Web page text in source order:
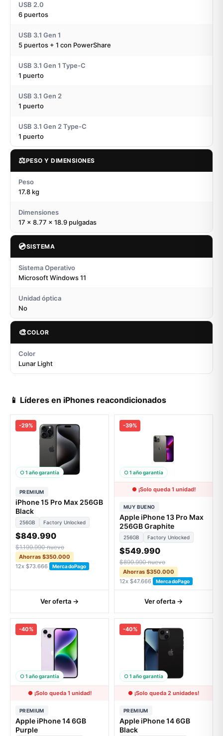
USB 2.0
6 puertos
USB 3.1 Gen 1
5 puertos + 1 con PowerShare
USB 3.1 Gen 1 Type-C
1 puerto
USB 3.1 Gen 2
1 puerto
USB 3.1 Gen 2 Type-C
1 puerto
⚖️PESO Y DIMENSIONES
Peso
17.8 kg
Dimensiones
17 x 8.77 x 18.9 pulgadas
💿SISTEMA
Sistema Operativo
Microsoft Windows 11
Unidad óptica
No
🎨COLOR
Color
Lunar Light
📱 Líderes en iPhones reacondicionados
-29%
○ 1 año garantía
PREMIUM
iPhone 15 Pro Max 256GB
Black
256GB Factory Unlocked
$849.990
$1.199.990 nuevo
Ahorras $350.000
12x $73.666
MercadoPago
Ver oferta →
-39%
○ 1 año garantía
● ¡Solo queda 1 unidad!
MUY BUENO
Apple iPhone 13 Pro Max
256GB Graphite
256GB Factory Unlocked
$549.990
$899.990 nuevo
Ahorras $350.000
12x $47.666
MercadoPago
Ver oferta →
-40%
○ 1 año garantía
● ¡Solo queda 1 unidad!
PREMIUM
Apple iPhone 14 6GB
Purple
-40%
○ 1 año garantía
● ¡Solo queda 2 unidades!
PREMIUM
Apple iPhone 14 6GB
Black